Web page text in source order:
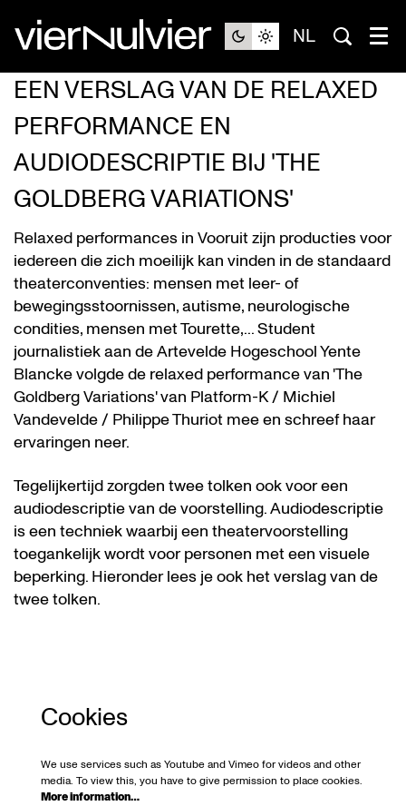
NL
EEN VERSLAG VAN DE RELAXED
PERFORMANCE EN
AUDIODESCRIPTIE BIJ 'THE
GOLDBERG VARIATIONS'
Relaxed performances in Vooruit zijn producties voor
iedereen die zich moeilijk kan vinden in de standaard
theaterconventies: mensen met leer- of
bewegingsstoornissen, autisme, neurologische
condities, mensen met Tourette,... Student
journalistiek aan de Artevelde Hogeschool Yente
Blancke volgde de relaxed performance van 'The
Goldberg Variations' van Platform-K / Michiel
Vandevelde / Philippe Thuriot mee en schreef haar
ervaringen neer.
Tegelijkertijd zorgden twee tolken ook voor een
audiodescriptie van de voorstelling. Audiodescriptie
is een techniek waarbij een theatervoorstelling
toegankelijk wordt voor personen met een visuele
beperking. Hieronder lees je ook het verslag van de
twee tolken.
Cookies
We use services such as Youtube and Vimeo for videos and other
media. To view this, you have to give permission to place cookies.
More information…